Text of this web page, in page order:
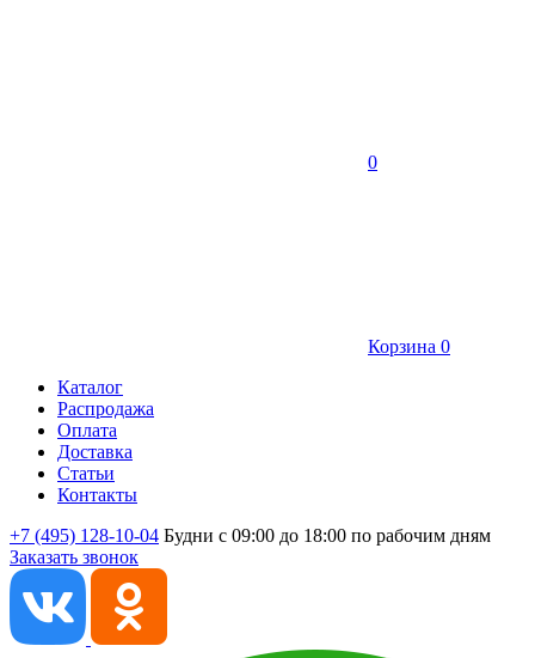
0
Корзина 0
Каталог
Распродажа
Оплата
Доставка
Статьи
Контакты
+7 (495) 128-10-04 Будни с 09:00 до 18:00 по рабочим дням
Заказать звонок